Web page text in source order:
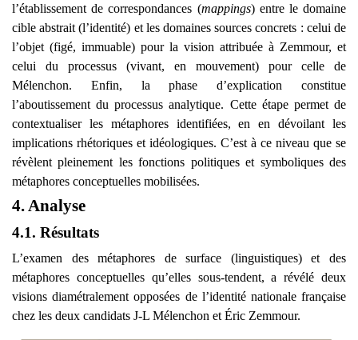
l’établissement de correspondances (mappings) entre le domaine
cible abstrait (l’identité) et les domaines sources concrets : celui de
l’objet (figé, immuable) pour la vision attribuée à Zemmour, et
celui du processus (vivant, en mouvement) pour celle de
Mélenchon. Enfin, la phase d’explication constitue
l’aboutissement du processus analytique. Cette étape permet de
contextualiser les métaphores identifiées, en en dévoilant les
implications rhétoriques et idéologiques. C’est à ce niveau que se
révèlent pleinement les fonctions politiques et symboliques des
métaphores conceptuelles mobilisées.
4. Analyse
4.1. Résultats
L’examen des métaphores de surface (linguistiques) et des
métaphores conceptuelles qu’elles sous-tendent, a révélé deux
visions diamétralement opposées de l’identité nationale française
chez les deux candidats J-L Mélenchon et Éric Zemmour.